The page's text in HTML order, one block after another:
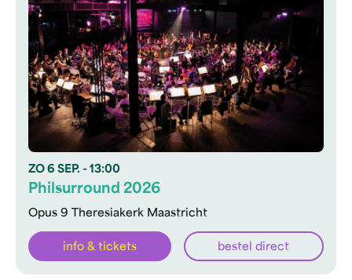
ZO 6 SEP. - 13:00
Opus 9 Theresiakerk Maastricht
Philsurround 2026
info & tickets bestel direct